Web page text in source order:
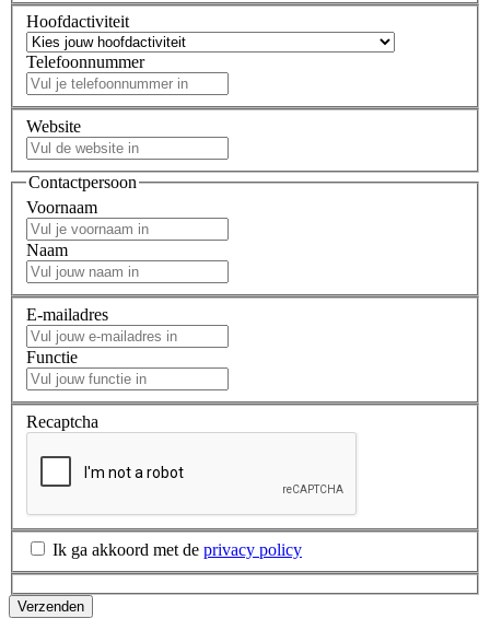
Hoofdactiviteit
Telefoonnummer
Website
Contactpersoon
Voornaam
Naam
E-mailadres
Functie
Recaptcha
Ik ga akkoord met de privacy policy